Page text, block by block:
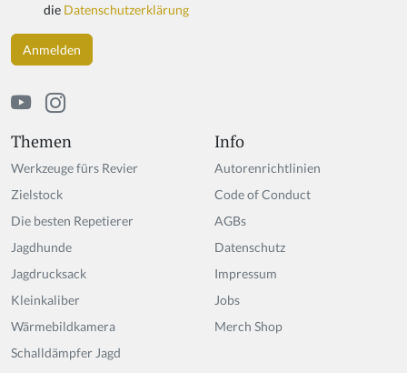
Themen
Werkzeuge fürs Revier
Zielstock
Die besten Repetierer
Jagdhunde
Jagdrucksack
Kleinkaliber
Wärmebildkamera
Schalldämpfer Jagd
Info
Autorenrichtlinien
Code of Conduct
AGBs
Datenschutz
Impressum
Jobs
Merch Shop
die Datenschutzerklärung